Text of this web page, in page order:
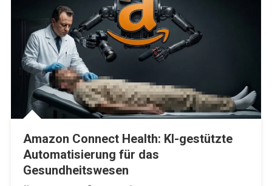
Amazon Connect Health: KI-gestützte
Automatisierung für das
Gesundheitswesen